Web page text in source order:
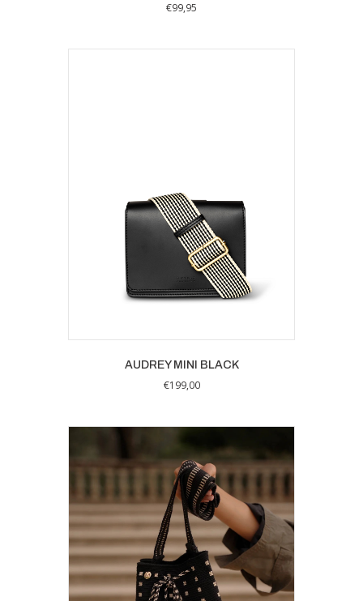
€99,95
AUDREY MINI BLACK
€199,00